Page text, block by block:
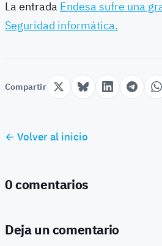
La entrada Endesa sufre una
Seguridad informática.
Compartir
← Volver al inicio
0 comentarios
Deja un comentario